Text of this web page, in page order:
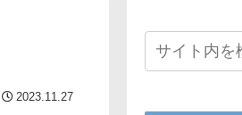
2023.11.27